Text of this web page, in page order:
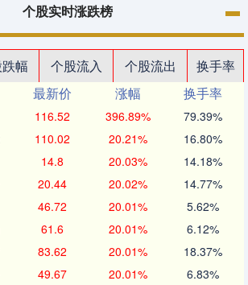
个股实时涨跌榜
幅 个股流入 个股流出
换手率
最新价 涨幅
换手率
116.52 396.89% 79.39%
110.02 20.21% 16.80%
14.8 20.03% 14.18%
20.44 20.02% 14.77%
46.72 20.01% 5.62%
61.6 20.01% 6.12%
83.62 20.01% 18.37%
49.67 20.01% 6.83%